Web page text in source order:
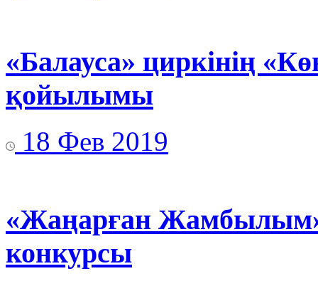
«Балауса» циркінің
қойылымы
18 Фев 2019
«Жаңарған
конкурсы